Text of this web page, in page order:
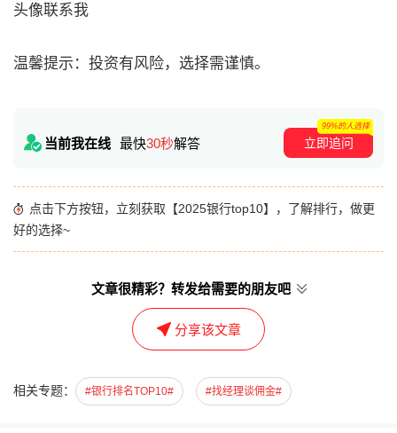
头像联系我
温馨提示：投资有风险，选择需谨慎。
当前我在线 最快30秒解答 立即追问
99%的人选择
点击下方按钮，立刻获取【2025银行top10】，了解排行，做更
好的选择~
文章很精彩？转发给需要的朋友吧
分享该文章
相关专题： #银行排名TOP10# #找经理谈佣金#